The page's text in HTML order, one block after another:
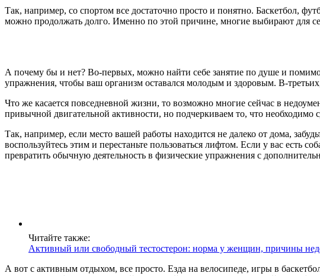
Так, например, со спортом все достаточно просто и понятно. Баскетбол,
можно продолжать долго. Именно по этой причине, многие выбирают для
А почему бы и нет? Во-первых, можно найти себе занятие по душе и
упражнения, чтобы ваш организм оставался молодым и здоровым. В-
Что же касается повседневной жизни, то возможно многие сейчас в
привычной двигательной активности, но подчеркиваем то, что необходимо
Так, например, если место вашей работы находится не далеко от дома,
воспользуйтесь этим и перестаньте пользоваться лифтом. Если у вас есть
превратить обычную деятельность в физические упражнения с
Читайте также:
Активный или свободный тестостерон: норма у женщин, причины
А вот с активным отдыхом, все просто. Езда на велосипеде, игры в